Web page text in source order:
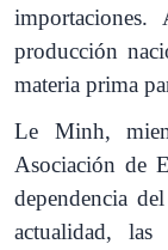
producción
materia prima
Le Minh,
Asociación de
dependencia
actualidad, las